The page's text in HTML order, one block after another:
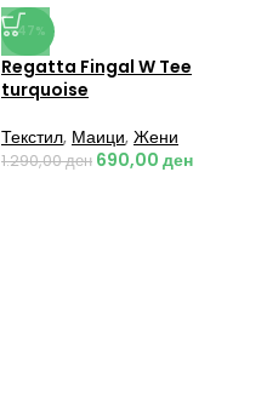
-47%
Regatta Fingal W Tee
turquoise
Текстил, Маици, Жени
1.290,00ден 690,00 ден